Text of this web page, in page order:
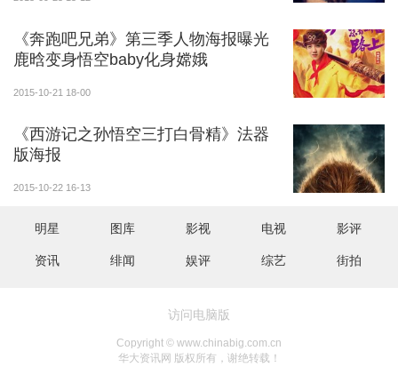
《奔跑吧兄弟》第三季人物海报曝光
鹿晗变身悟空baby化身嫦娥
2015-10-21 18-00
《西游记之孙悟空三打白骨精》法器
版海报
2015-10-22 16-13
明星 图库 影视 电视 影评
资讯 绯闻 娱评 综艺 街拍
访问电脑版
Copyright © www.chinabig.com.cn
华大资讯网 版权所有，谢绝转载！